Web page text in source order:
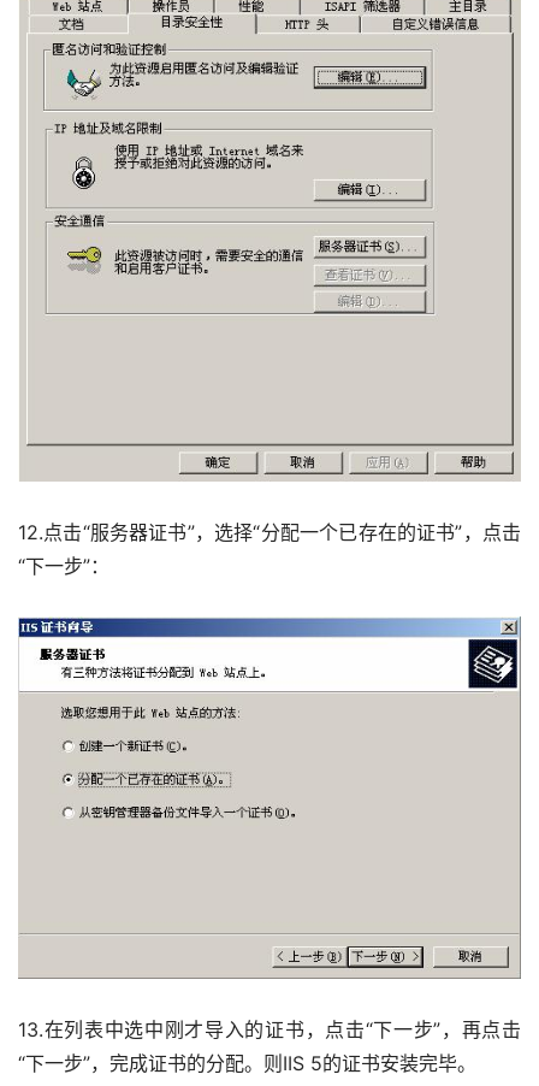
12.点击“服务器证书”，选择“分配一个已存在的证书”，点击
“下一步”：
13.在列表中选中刚才导入的证书，点击“下一步”，再点击
“下一步”，完成证书的分配。则IIS 5的证书安装完毕。